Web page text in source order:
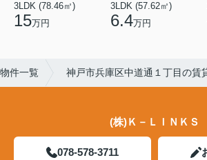
3LDK (78.46㎡)
15万円
3LDK (57.62㎡)
6.4万円
件一覧 神戸市兵庫区中道通１丁目の賃
(株)Ｋ－ＬＩＮＫＳ
078-578-3711